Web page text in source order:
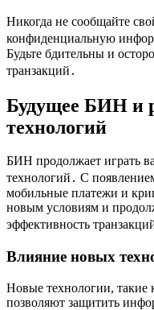
Никогда не сообщайте
конфиденциальную
Будьте бдительны и
транзакций․
Будущее БИН и
технологий
БИН продолжает играть
технологий․ С
мобильные платежи и
новым условиям и
эффективность
Влияние новых
Новые технологии, такие
позволяют защитить